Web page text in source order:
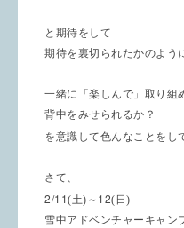
と期待をして
期待を裏切られたかのよう
一緒に「楽しんで」取り組
背中をみせられるか？
を意識して色んなことをし
さて、
2/11(土)～ 12(日)
雪中アドベンチャーキャン